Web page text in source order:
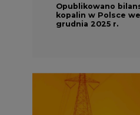
Opublikowano
kopalin w Polsce
grudnia 2025 r.